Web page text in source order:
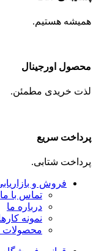
همیشه هستیم.
محصول اورجینال
لذت خریدی مطمئن.
پرداخت سریع
پرداخت شتابی.
فروش و
تماس با ما
درباره ما
نمونه
محصولات